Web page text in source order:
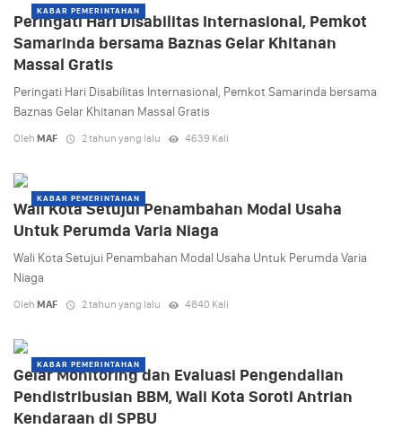
KABAR PEMERINTAHAN
Peringati Hari Disabilitas Internasional, Pemkot
Samarinda bersama Baznas Gelar Khitanan
Massal Gratis
Peringati Hari Disabilitas Internasional, Pemkot Samarinda bersama
Baznas Gelar Khitanan Massal Gratis
Oleh MAF 2 tahun yang lalu 4639 Kali
KABAR PEMERINTAHAN
Wali Kota Setujui Penambahan Modal Usaha
Untuk Perumda Varia Niaga
Wali Kota Setujui Penambahan Modal Usaha Untuk Perumda Varia
Niaga
Oleh MAF 2 tahun yang lalu 4840 Kali
KABAR PEMERINTAHAN
Gelar Monitoring dan Evaluasi Pengendalian
Pendistribusian BBM, Wali Kota Soroti Antrian
Kendaraan di SPBU